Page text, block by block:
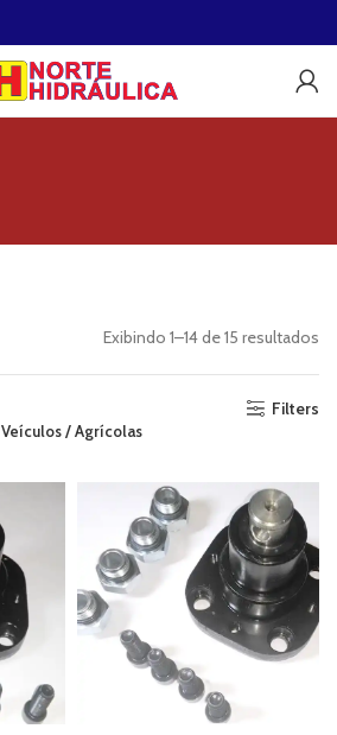
Exibindo 1–14 de 15 resultados
Filters
Veículos / Agrícolas